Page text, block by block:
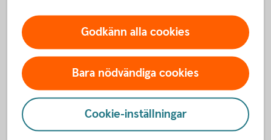
företag.
Swedbanks Institut för finansiellhälsa
Godkänn alla cookies
Bara nödvändiga cookies
Cookie-inställningar